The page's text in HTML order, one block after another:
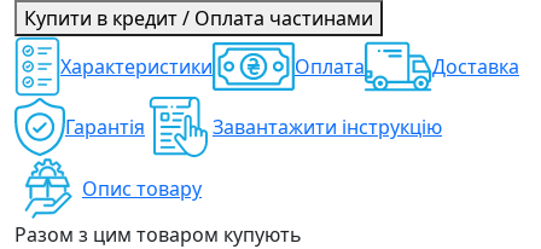
Купити в кредит / Оплата частинами
Характеристики
Оплата Доставка
Гарантія Завантажити інструкцію
Опис товару
Разом з цим товаром купують